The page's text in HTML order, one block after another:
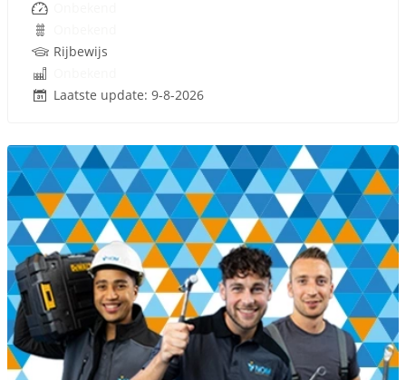
Rijbewijs
Laatste update: 9-8-2026